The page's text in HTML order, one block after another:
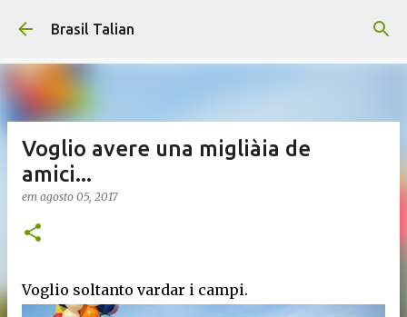
Pular para o conteúdo principal
Brasil Talian
Voglio avere una migliàia de
amici...
em agosto 05, 2017
Voglio soltanto vardar i campi.